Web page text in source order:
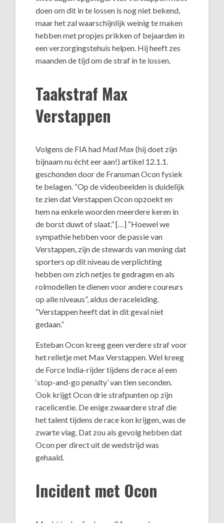
doen om dit in te lossen is nog niet bekend,
maar het zal waarschijnlijk weinig te maken
hebben met propjes prikken of bejaarden in
een verzorgingstehuis helpen. Hij heeft zes
maanden de tijd om de straf in te lossen.
Taakstraf Max
Verstappen
Volgens de FIA had Mad Max(hij doet zijn
bijnaam nu écht eer aan!) artikel 12.1.1.
geschonden door de Fransman Ocon fysiek
te belagen. “Op de videobeelden is duidelijk
te zien dat Verstappen Ocon opzoekt en
hem na enkele woorden meerdere keren in
de borst duwt of slaat.” […] “Hoewel we
sympathie hebben voor de passie van
Verstappen, zijn de stewards van mening dat
sporters op dit niveau de verplichting
hebben om zich netjes te gedragen en als
rolmodellen te dienen voor andere coureurs
op alle niveaus”, aldus de raceleiding.
“Verstappen heeft dat in dit geval niet
gedaan.”
Esteban Ocon kreeg geen verdere straf voor
het relletje met Max Verstappen. Wel kreeg
de Force India-rijder tijdens de race al een
‘stop-and-go penalty’ van tien seconden.
Ook krijgt Ocon drie strafpunten op zijn
racelicentie. De enige zwaardere straf die
het talent tijdens de race kon krijgen, was de
zwarte vlag. Dat zou als gevolg hebben dat
Ocon per direct uit de wedstrijd was
gehaald.
Incident met Ocon